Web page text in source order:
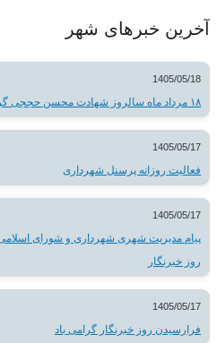
آخرین خبرهای شهر
1405/05/18
۱۸ مرداد ماه سالروز شهادت محسن حججی گرامی باد
1405/05/17
فعالیت روزانه پرسنل شهرداری
1405/05/17
پیام مدیریت شهری شهرداری و شورای
روز خبرنگار
1405/05/17
فرارسیدن روز خبرنگار گرامی باد